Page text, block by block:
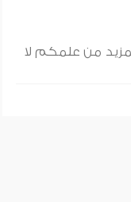
من علمكم لا